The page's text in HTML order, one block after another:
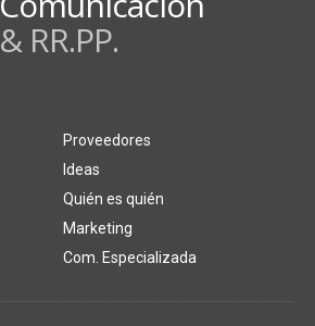
& RR.PP.
Proveedores
Ideas
Quién es quién
Marketing
Com. Especializada